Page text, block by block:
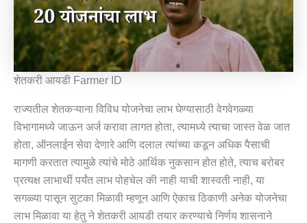
शेतकरी आयडी Farmer ID
राज्यतील शेतकऱ्याना विविध योजनेचा लाभ घेण्यासाठी वेगवेगळ्या
विभागामध्ये जाऊन अर्ज करावा लागत होता, त्यामध्ये त्याचा जास्त वेळ जात
होता, ऑनलाईन सेवा देणारे आणि दलाल त्यांच्या कडून अधिक पैसाची
मागणी करतात त्यामुळे त्यांचे मोठे आर्थिक नुकसान होत होते, त्याच बरोबर
प्रत्यक्ष लाभार्थी पर्यंत लाभ पोहचेल की नाही याची शास्वती नाही, या
सगळ्या पासून सुटका मिळावी म्हणून आणि ऐकाच ठिकाणी अनेक योजनेचा
लाभ मिळावा या हेतु ने शेतकरी आयडी तयार करण्याचे निर्णय शासनाने